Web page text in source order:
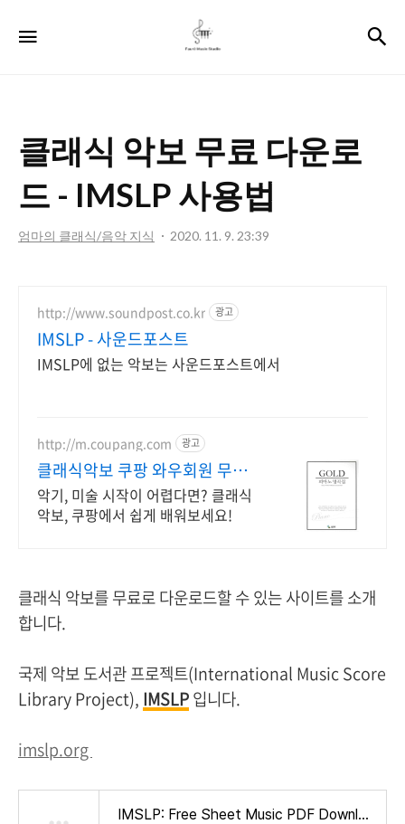
포
레
스
튜
디
오
클래식 악보 무료 다운로
드 - IMSLP 사용법
엄마의 클래식/음악 지식 2020. 11. 9. 23:39
http://www.soundpost.co.kr 광고
IMSLP - 사운드포스트
IMSLP에 없는 악보는 사운드포스트에서
http://m.coupang.com 광고
클래식악보 쿠팡 와우회원 무제
한 무료배송
악기, 미술 시작이 어렵다면? 클래식
악보, 쿠팡에서 쉽게 배워보세요!
클래식 악보를 무료로 다운로드할 수 있는 사이트를 소개
합니다.
국제 악보 도서관 프로젝트(International Music Score
Library Project), IMSLP입니다.
imslp.org
IMSLP: Free Sheet Music PDF Download